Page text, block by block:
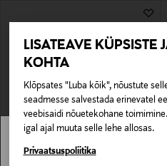
LISATEAVE KÜPSISTE
KOHTA
Klõpsates "Luba kõik", nõustute
seadmesse salvestada erinevatel
veebisaidi nõuetekohane
igal ajal muuta selle lehe allosas.
Privaatsuspoliitika
IZIPIZI
Stockmann pole Sinu